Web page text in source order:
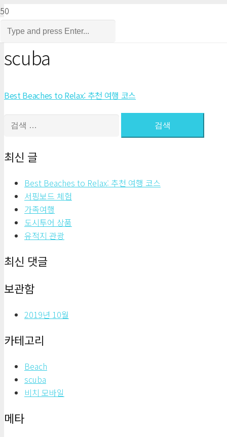
scuba
Best Beaches to Relax: 추천 여행 코스
색:
최신 글
Best Beaches to Relax: 추천 여행 코스
서핑보드 체험
가족여행
도시투어 상품
유적지 관광
최신 댓글
보관함
2019년 10월
카테고리
Beach
scuba
비치 모바일
메타